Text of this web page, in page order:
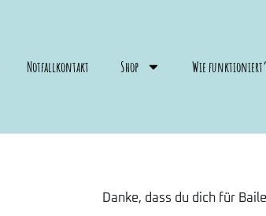
Notfallkontakt Shop Wie
Danke, dass du dich für